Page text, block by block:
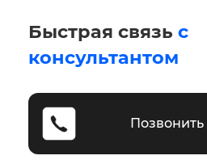
Быстрая связь с
консультантом